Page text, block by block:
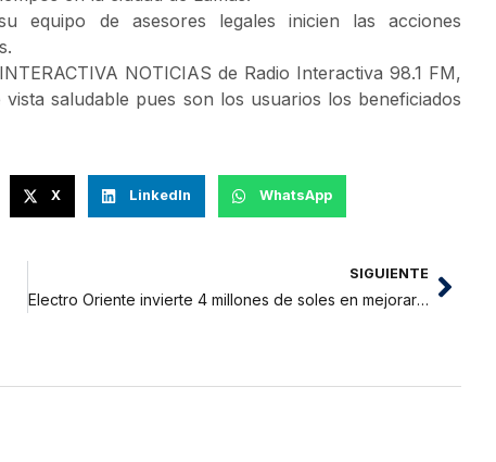
de asesores legales inicien las acciones
NOTICIAS de Radio Interactiva 98.1 FM,
saludable pues son los usuarios los beneficiados
X LinkedIn WhatsApp
SIGUIENTE
Electro Oriente invierte 4 millones de soles en mejorar sistemas de distribución